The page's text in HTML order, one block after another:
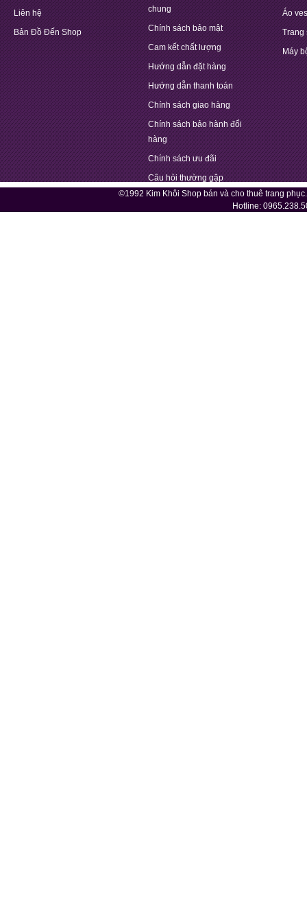
Liên hệ
Bản Đồ Đến Shop
chung
Chính sách bảo mật
Cam kết chất lượng
Hướng dẫn đặt hàng
Hướng dẫn thanh toán
Chính sách giao hàng
Chính sách bảo hành đổi
hàng
Chính sách ưu đãi
Câu hỏi thường gặp
Áo
Trang
Máy
©1992 Kim Khôi Shop bán và cho thuê trang
Hotline: